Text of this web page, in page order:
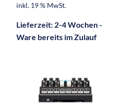
inkl. 19 % MwSt.
Lieferzeit: 2-4 Wochen -
Ware bereits im Zulauf